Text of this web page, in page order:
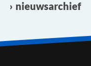
nieuwsarchief